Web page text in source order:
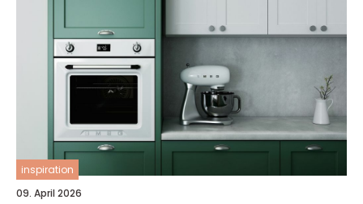
inspiration
09. April 2026